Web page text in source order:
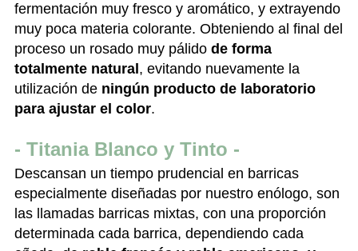
fermentación muy fresco y aromático, y extrayendo
muy poca materia colorante. Obteniendo al final del
proceso un rosado muy pálido de forma
totalmente natural , evitando nuevamente la
utilización de ningún producto de laboratorio
para ajustar el color.
- Titania Blanco y Tinto -
Descansan un tiempo prudencial en barricas
especialmente diseñadas por nuestro enólogo, son
las llamadas barricas mixtas, con una proporción
determinada cada barrica, dependiendo cada